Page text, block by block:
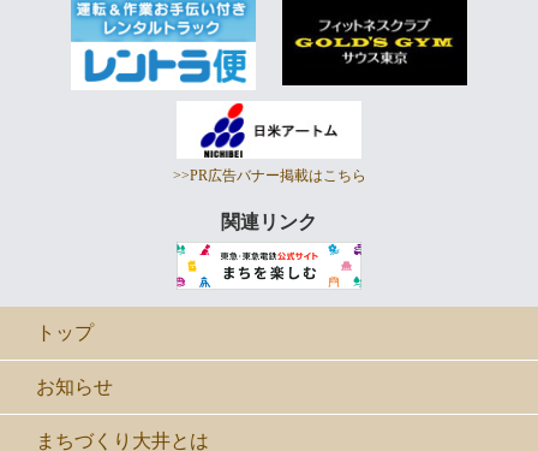
>>PR広告バナー掲載はこちら
関連リンク
トップ
お知らせ
まちづくり大井とは